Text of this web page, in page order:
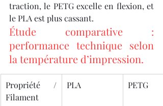
traction, le PETG excelle en flexion, et
le PLA est plus cassant.
Étude comparative :
performance technique selon
la température d’impression.
Propriété /
Filament
PLA PETG